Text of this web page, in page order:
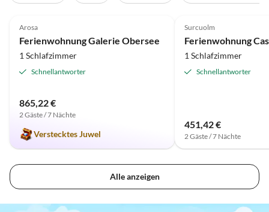
Arosa
Ferienwohnung Galerie Obersee
1 Schlafzimmer
Schnellantworter
865,22 €
2 Gäste / 7 Nächte
Verstecktes Juwel
Surcuolm
Ferienwohnung
1 Schlafzimmer
Schnellantworter
451,42 €
2 Gäste / 7 Nächte
Alle anzeigen